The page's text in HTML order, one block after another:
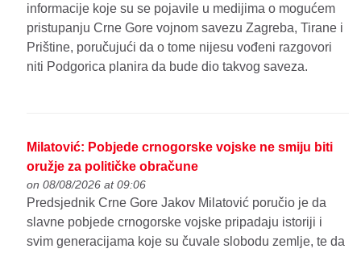
informacije koje su se pojavile u medijima o mogućem
pristupanju Crne Gore vojnom savezu Zagreba, Tirane i
Prištine, poručujući da o tome nijesu vođeni razgovori
niti Podgorica planira da bude dio takvog saveza.
Milatović: Pobjede crnogorske vojske ne smiju biti
oružje za političke obračune
on 08/08/2026 at 09:06
Predsjednik Crne Gore Jakov Milatović poručio je da
slavne pobjede crnogorske vojske pripadaju istoriji i
svim generacijama koje su čuvale slobodu zemlje, te da